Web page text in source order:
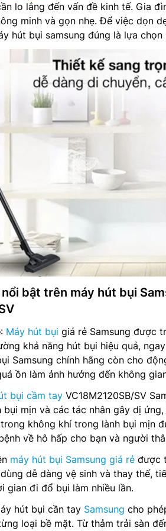
lo lắng đến vấn đề kinh tế. Gia
minh và gọn nhẹ. Để việc dọn
hút bụi samsung đúng là lựa
bật trên máy hút bụi
: Máy hút bụi giá rẻ Samsung được
khả năng hút bụi hiệu quả,
Samsung chính hãng còn cho
ồn làm ảnh hưởng đến không
bụi cầm tay VC18M2120SB/SV
bụi mịn và các tác nhân gây dị
không khí trong lành bụi mịn
về hô hấp cho bạn và người
máy hút bụi Samsung giá rẻ được
dễ dàng vệ sinh và thay thế,
gian đi đổ bụi làm nhiều lần.
hút bụi cần tay Samsung cho
loại bề mặt. Từ thảm trải sàn